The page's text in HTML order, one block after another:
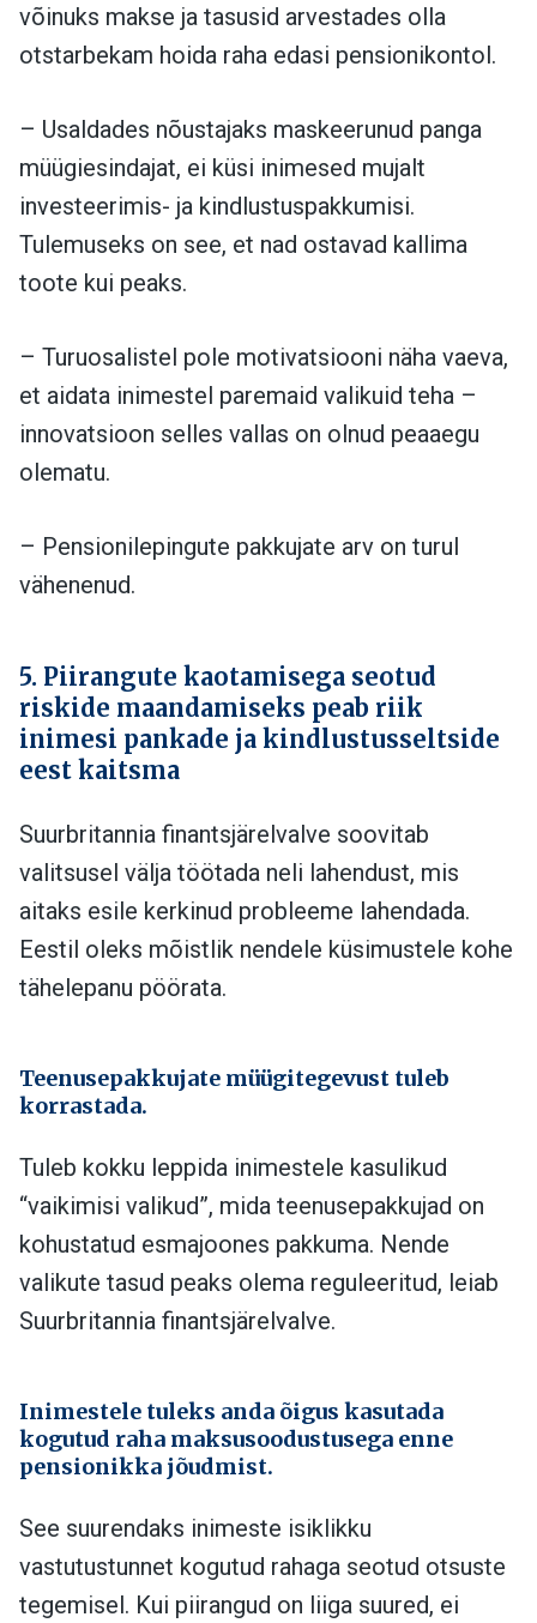
võinuks makse ja tasusid arvestades olla
otstarbekam hoida raha edasi pensionikontol.
– Usaldades nõustajaks maskeerunud panga
müügiesindajat, ei küsi inimesed mujalt
investeerimis- ja kindlustuspakkumisi.
Tulemuseks on see, et nad ostavad kallima
toote kui peaks.
– Turuosalistel pole motivatsiooni näha vaeva,
et aidata inimestel paremaid valikuid teha –
innovatsioon selles vallas on olnud peaaegu
olematu.
– Pensionilepingute pakkujate arv on turul
vähenenud.
5. Piirangute kaotamisega seotud
riskide maandamiseks peab riik
inimesi pankade ja kindlustusseltside
eest kaitsma
Suurbritannia finantsjärelvalve soovitab
valitsusel välja töötada neli lahendust, mis
aitaks esile kerkinud probleeme lahendada.
Eestil oleks mõistlik nendele küsimustele kohe
tähelepanu pöörata.
Teenusepakkujate müügitegevust tuleb
korrastada.
Tuleb kokku leppida inimestele kasulikud
“vaikimisi valikud”, mida teenusepakkujad on
kohustatud esmajoones pakkuma. Nende
valikute tasud peaks olema reguleeritud, leiab
Suurbritannia finantsjärelvalve.
Inimestele tuleks anda õigus kasutada
kogutud raha maksusoodustusega enne
pensionikka jõudmist.
See suurendaks inimeste isiklikku
vastutustunnet kogutud rahaga seotud otsuste
tegemisel. Kui piirangud on liiga suured, ei